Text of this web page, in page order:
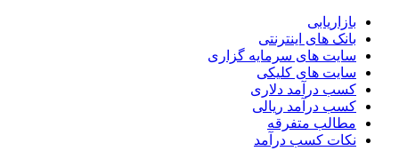
بازاریابی
بانک های اینترنتی
سایت های سرمایه گزاری
سایت های کلیکی
کسب درآمد دلاری
کسب درآمد ریالی
مطالب متفرقه
نکات کسب درآمد